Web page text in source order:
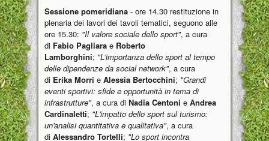
Sessione pomeridiana - ore 14.30 restituzione in
plenaria dei lavori dei tavoli tematici, seguono alle
ore 15.30: "Il valore sociale dello sport", a cura
di Fabio Pagliara e Roberto
Lamborghini; "L'importanza dello sport al tempo
delle dipendenze da social network", a cura
di Erika Morri e Alessia Bertocchini; "Grandi
eventi sportivi: sfide e opportunità in tema di
infrastrutture", a cura di Nadia Centoni e Andrea
Cardinaletti; "L'impatto dello sport sul turismo:
un'analisi quantitativa e qualitativa", a cura
di Alessandro Tortelli; "Lo sport incontra